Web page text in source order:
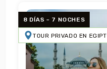
8 DÍAS – 7 NOCHES
TOUR PRIVADO EN